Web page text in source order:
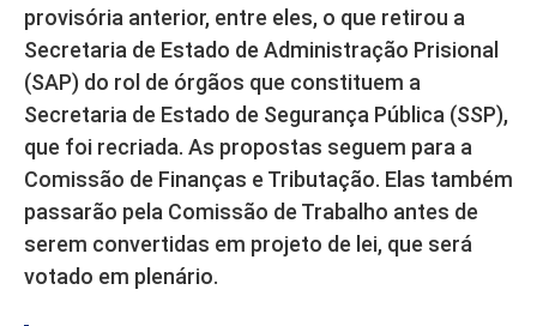
provisória anterior, entre eles, o que retirou a
Secretaria de Estado de Administração Prisional
(SAP) do rol de órgãos que constituem a
Secretaria de Estado de Segurança Pública (SSP),
que foi recriada. As propostas seguem para a
Comissão de Finanças e Tributação. Elas também
passarão pela Comissão de Trabalho antes de
serem convertidas em projeto de lei, que será
votado em plenário.